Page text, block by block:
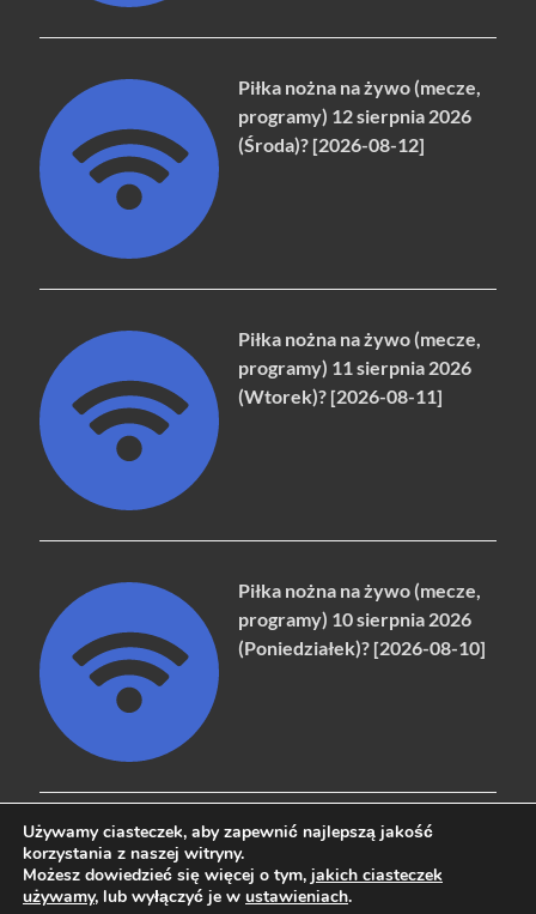
Piłka nożna na żywo (mecze,
programy) 12 sierpnia 2026
(Środa)? [2026-08-12]
Piłka nożna na żywo (mecze,
programy) 11 sierpnia 2026
(Wtorek)? [2026-08-11]
Piłka nożna na żywo (mecze,
programy) 10 sierpnia 2026
(Poniedziałek)? [2026-08-10]
Copyright © 2026naziemna.info - Telewizja cyfrowa, Radio,
Używamy ciasteczek, aby zapewnić najlepszą jakość
korzystania z naszej witryny.
Możesz dowiedzieć się więcej o tym, jakich ciasteczek
używamy, lub wyłączyć je w ustawieniach.